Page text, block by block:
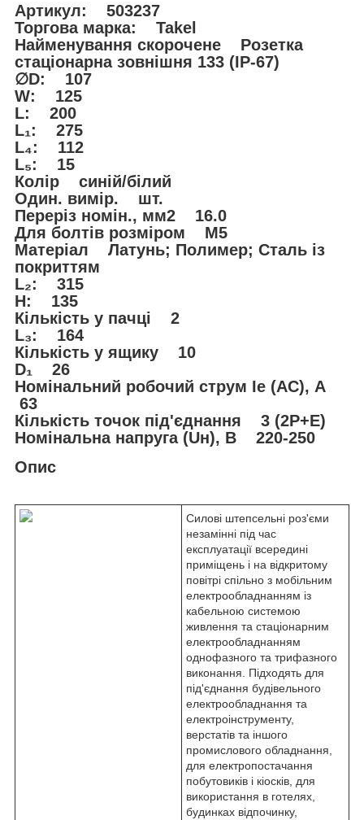
Артикул: 503237
Торгова марка: Takel
Найменування скорочене Розетка
стаціонарна зовнішня 133 (IP-67)
∅D: 107
W: 125
L: 200
L₁: 275
L₄: 112
L₅: 15
Колір синій/білий
Один. вимір. шт.
Переріз номін., мм2 16.0
Для болтів розміром M5
Матеріал Латунь; Полимер; Сталь із
покриттям
L₂: 315
H: 135
Кількість у пачці 2
L₃: 164
Кількість у ящику 10
D₁ 26
Номінальний робочий струм Ie (AC), А
63
Кількість точок під'єднання 3 (2P+E)
Номінальна напруга (Uн), В 220-250
Опис
Силові штепсельні роз'єми
незамінні під час
експлуатації всередині
приміщень і на відкритому
повітрі спільно з мобільним
електрообладнанням із
кабельною системою
живлення та стаціонарним
електрообладнанням
однофазного та трифазного
виконання. Підходять для
під'єднання будівельного
електрообладнання та
електроінструменту,
верстатів та іншого
промислового обладнання,
для електропостачання
побутовиків і кіосків, для
використання в готелях,
будинках відпочинку,